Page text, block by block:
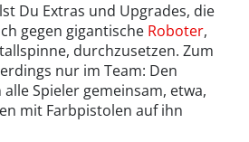
Du Extras und Upgrades, die
gegen gigantische Roboter,
durchzusetzen. Zum
nur im Team: Den
Spieler gemeinsam, etwa,
mit Farbpistolen auf ihn